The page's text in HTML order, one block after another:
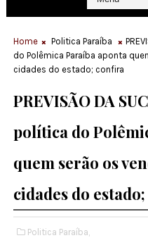
Home Politica Paraíba
do Polêmica Paraíba aponta
cidades do estado; confira
PREVISÃO DA
política do
quem serão os
cidades do
Politica Paraíba,